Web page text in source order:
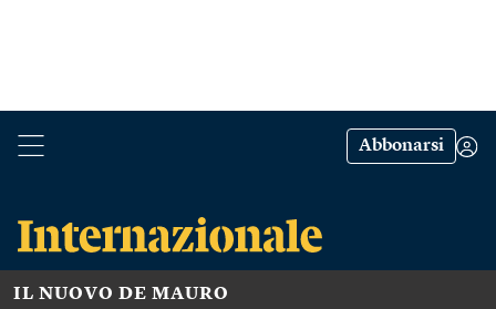
Abbonarsi
IL NUOVO DE MAURO